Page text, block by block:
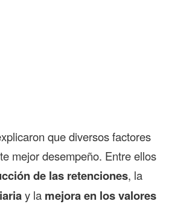
que diversos factores
mejor desempeño. Entre ellos
de las retenciones, la
y la mejora en los valores